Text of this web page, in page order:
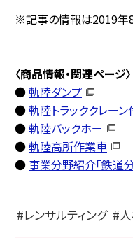
※記事の情報は2019年
〈商品情報・関連ページ〉
●軌陸ダンプ
●軌陸トラッククレーン
●軌陸バックホー
●軌陸高所作業車
● 事業分野紹介「鉄道
レンサルティング